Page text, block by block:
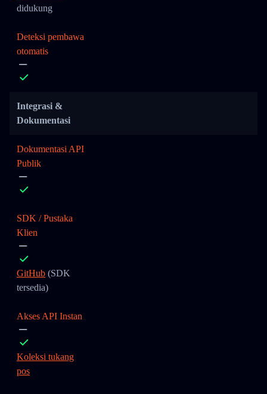
didukung
Deteksi pembawa
otomatis
Integrasi &
Dokumentasi
Dokumentasi API
Publik
SDK / Pustaka
Klien
GitHub (SDK
tersedia)
Akses API Instan
Koleksi tukang
pos